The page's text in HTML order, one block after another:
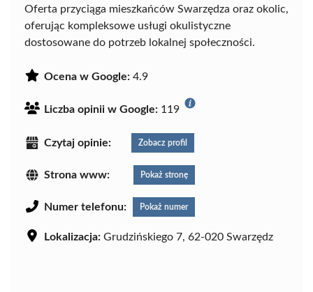
Oferta przyciąga mieszkańców Swarzędza oraz okolic,
oferując kompleksowe usługi okulistyczne
dostosowane do potrzeb lokalnej społeczności.
Ocena w Google: 4.9
Liczba opinii w Google: 119
Czytaj opinie: Zobacz profil
Strona www: Pokaż stronę
Numer telefonu: Pokaż numer
Lokalizacja: Grudzińskiego 7, 62-020 Swarzędz